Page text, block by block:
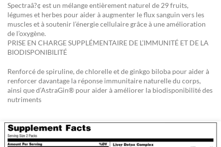
Spectraâ?¢ est un mélange entièrement naturel de 29 fruits,
légumes et herbes pour aider à augmenter le flux sanguin vers les
muscles et à soutenir l’énergie cellulaire grâce à une amélioration
de l’oxygène.
PRISE EN CHARGE SUPPLÉMENTAIRE DE L’IMMUNITÉ ET DE LA
BIODISPONIBILITÉ
Renforcé de spiruline, de chlorelle et de ginkgo biloba pour aider à
renforcer davantage la réponse immunitaire naturelle du corps,
ainsi que d’AstraGin® pour aider à améliorer la biodisponibilité des
nutriments